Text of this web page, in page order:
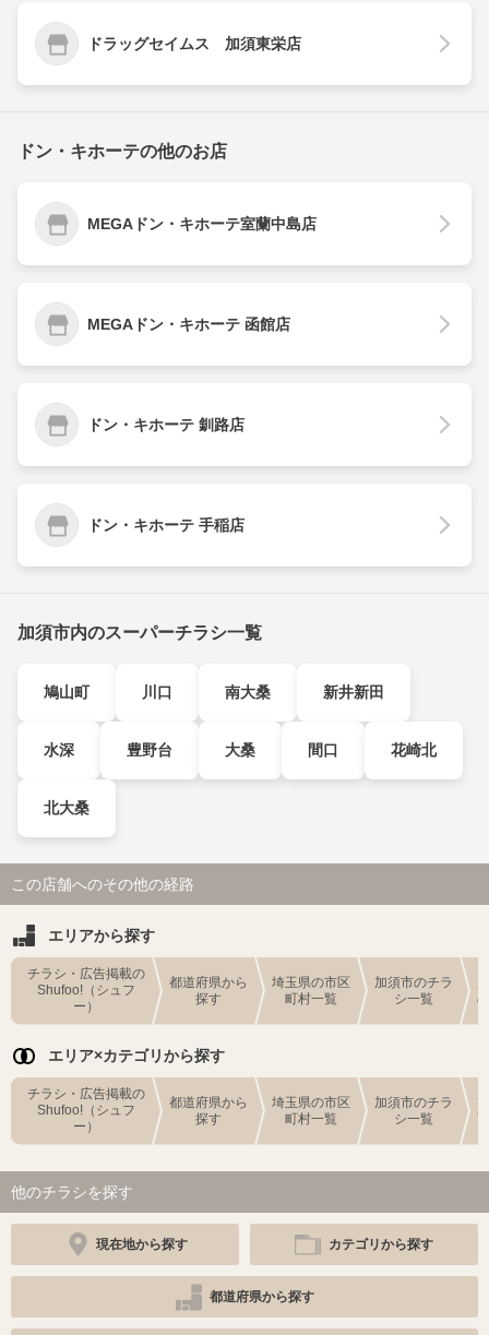
ドラッグセイムス 加須東栄店
ドン・キホーテの他のお店
MEGAドン・キホーテ室蘭中島店
MEGAドン・キホーテ 函館店
ドン・キホーテ 釧路店
ドン・キホーテ 手稲店
加須市内のスーパーチラシ一覧
鳩山町 川口 南大桑 新井新田
水深 豊野台 大桑 間口 花崎北
北大桑
この店舗へのその他の経路
エリアから探す
チラシ・広告掲載の
Shufoo!（シュフ
ー）
都道府県から
探す
埼玉県の市区
町村一覧
加須市のチラ
シ一覧
エリア×カテゴリから探す
チラシ・広告掲載の
Shufoo!（シュフ
ー）
都道府県から
探す
埼玉県の市区
町村一覧
加須市のチラ
シ一覧
他のチラシを探す
現在地から探す カテゴリから探す
都道府県から探す